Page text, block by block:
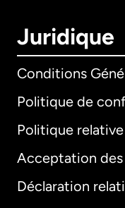
Juridique
Conditions
Politique de
Politique
Acceptation
Déclaration